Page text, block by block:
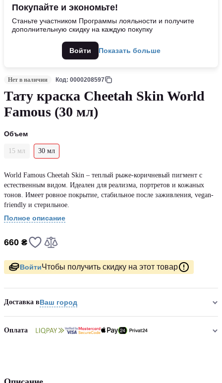
Покупайте и экономьте!
Станьте участником Программы лояльности и получите
дополнительную скидку на каждую покупку
Войти Показать больше
Нет в наличии Код: 0000208597
Тату краска Cheetah Skin World
Famous (30 мл)
Объем
15 мл 30 мл
World Famous Cheetah Skin – теплый рыже-коричневый пигмент с
естественным видом. Идеален для реализма, портретов и кожаных
тонов. Имеет ровное покрытие, стабильное после заживления, vegan-
friendly и стерильное.
Полное описание
660 ₴
ВойтиЧтобы получить скидку на этот товар
Доставка вВаш город
Оплата